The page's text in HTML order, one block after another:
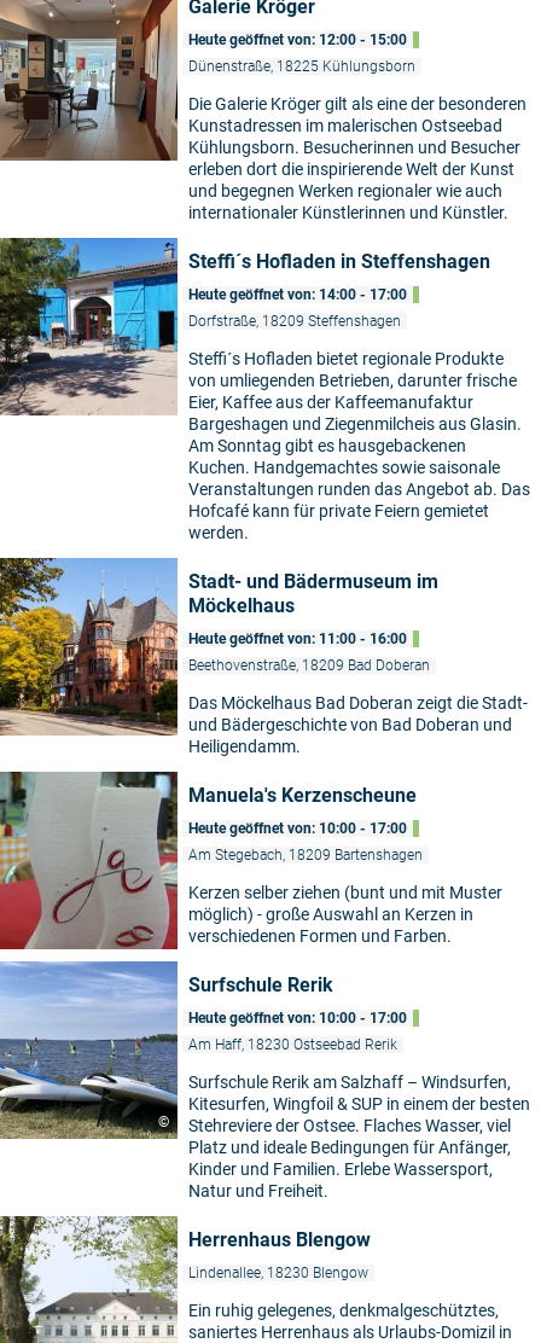
Galerie Kröger
Heute geöffnet von: 12:00 - 15:00
Dünenstraße, 18225 Kühlungsborn
Die Galerie Kröger gilt als eine der besonderen
Kunstadressen im malerischen Ostseebad
Kühlungsborn. Besucherinnen und Besucher
erleben dort die inspirierende Welt der Kunst
und begegnen Werken regionaler wie auch
internationaler Künstlerinnen und Künstler.
Steffi´s Hofladen in Steffenshagen
Heute geöffnet von: 14:00 - 17:00
Dorfstraße, 18209 Steffenshagen
Steffi´s Hofladen bietet regionale Produkte
von umliegenden Betrieben, darunter frische
Eier, Kaffee aus der Kaffeemanufaktur
Bargeshagen und Ziegenmilcheis aus Glasin.
Am Sonntag gibt es hausgebackenen
Kuchen. Handgemachtes sowie saisonale
Veranstaltungen runden das Angebot ab. Das
Hofcafé kann für private Feiern gemietet
werden.
Stadt- und Bädermuseum im
Möckelhaus
Heute geöffnet von: 11:00 - 16:00
Beethovenstraße, 18209 Bad Doberan
Das Möckelhaus Bad Doberan zeigt die Stadt-
und Bädergeschichte von Bad Doberan und
Heiligendamm.
Manuela's Kerzenscheune
Heute geöffnet von: 10:00 - 17:00
Am Stegebach, 18209 Bartenshagen
Kerzen selber ziehen (bunt und mit Muster
möglich) - große Auswahl an Kerzen in
verschiedenen Formen und Farben.
©
Surfschule Rerik
Heute geöffnet von: 10:00 - 17:00
Am Haff, 18230 Ostseebad Rerik
Surfschule Rerik am Salzhaff – Windsurfen,
Kitesurfen, Wingfoil & SUP in einem der besten
Stehreviere der Ostsee. Flaches Wasser, viel
Platz und ideale Bedingungen für Anfänger,
Kinder und Familien. Erlebe Wassersport,
Natur und Freiheit.
Herrenhaus Blengow
Lindenallee, 18230 Blengow
Ein ruhig gelegenes, denkmalgeschütztes,
saniertes Herrenhaus als Urlaubs-Domizil in